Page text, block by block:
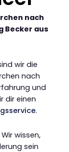
nach
Becker aus
wir die
nach
und
dir einen
.
wissen,
sein